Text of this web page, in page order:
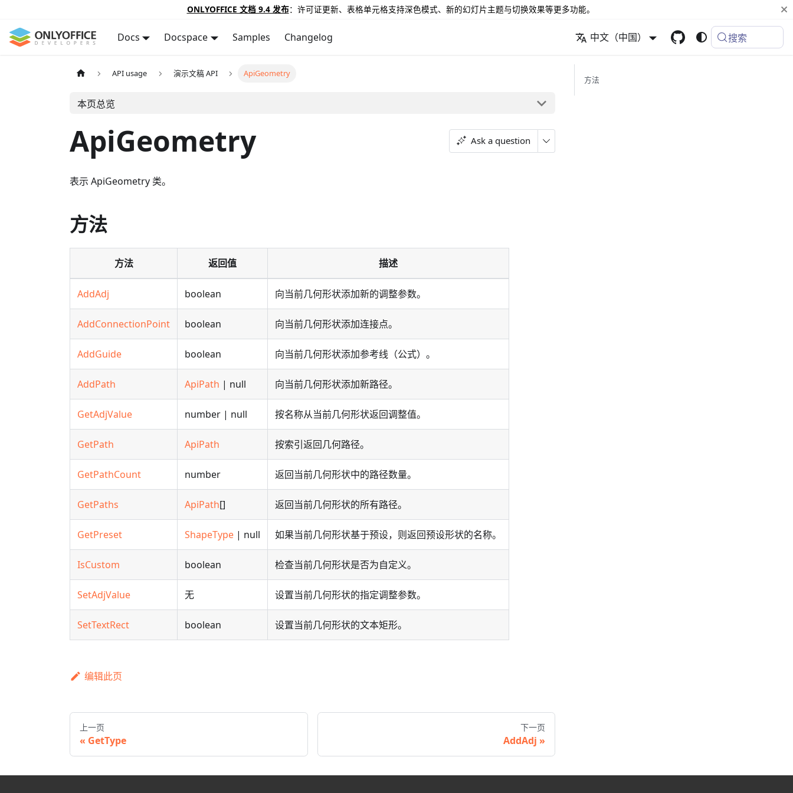
ONLYOFFICE 文档 9.4 发布：许可证更新、表格单元格支持深色模式、新的幻灯片主题与切换效果等更多功能。
Docs Docspace Samples Changelog 中文（中国） 搜索
API usage 演示文稿 API ApiGeometry
本页总览
ApiGeometry Ask a question
表示 ApiGeometry 类。
方法
方法 返回值 描述
AddAdj boolean 向当前几何形状添加新的调整参数。
AddConnectionPoint boolean 向当前几何形状添加连接点。
AddGuide boolean 向当前几何形状添加参考线（公式）。
AddPath ApiPath | null 向当前几何形状添加新路径。
GetAdjValue number | null 按名称从当前几何形状返回调整值。
GetPath ApiPath 按索引返回几何路径。
GetPathCount number 返回当前几何形状中的路径数量。
GetPaths ApiPath[] 返回当前几何形状的所有路径。
GetPreset ShapeType | null 如果当前几何形状基于预设，则返回预设形状的名称。
IsCustom boolean 检查当前几何形状是否为自定义。
SetAdjValue 无 设置当前几何形状的指定调整参数。
SetTextRect boolean 设置当前几何形状的文本矩形。
编辑此页
上一页
GetType
下一页
AddAdj
方法